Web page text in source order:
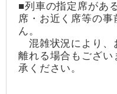
■列車の指定席があ
席・お近く席等の
ん。
混雑状況により、
離れる場合もござい
承ください。